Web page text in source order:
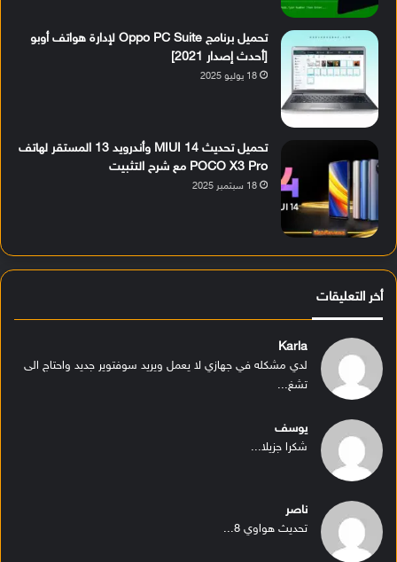
تحميل برنامج Oppo PC Suite لإدارة هواتف أوبو
[أحدث إصدار 2021]
18 يوليو 2025
تحميل تحديث MIUI 14 وأندرويد 13 المستقر لهاتف
POCO X3 Pro مع شرح التثبيت
18 سبتمبر 2025
أخر التعليقات
Karla
لدي مشكله في جهازي لا يعمل ويريد سوفتوير جديد واحتاج الى
تشغ...
يوسف
شكرا جزيلا...
ناصر
تحديث هواوي 8...